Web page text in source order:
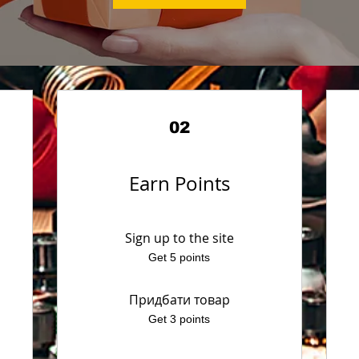
02
Earn Points
Sign up to the site
Get 5 points
Придбати товар
Get 3 points